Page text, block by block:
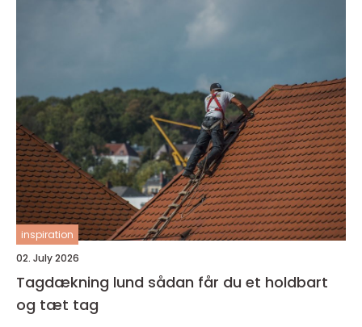
inspiration
02. July 2026
Tagdækning lund sådan får du et holdbart
og tæt tag